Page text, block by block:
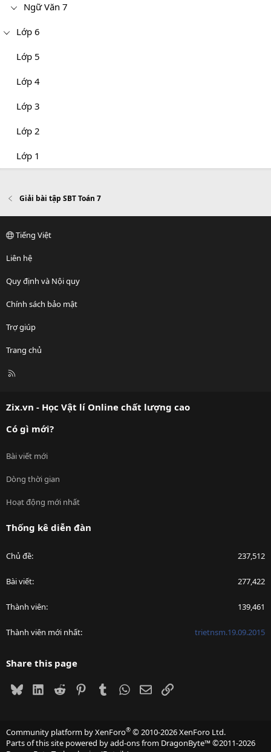
Ngữ Văn 7
Lớp 6
Lớp 5
Lớp 4
Lớp 3
Lớp 2
Lớp 1
Giải bài tập SBT Toán 7
Tiếng Việt
Liên hệ
Quy định và Nội quy
Chính sách bảo mật
Trợ giúp
Trang chủ
R
Zix.vn - Học Vật lí Online chất lượng cao
Có gì mới?
Bài viết mới
Dòng thời gian
Hoạt động mới nhất
Thống kê diễn đàn
Chủ đề 237,512
Bài viết 277,422
Thành viên 139,461
Thành viên mới nhất trietnsm.19.09.2015
Share this page
BlueskyLinkedIn
Reddit PinterestTumblrWhatsApp
EmailLink
Community platform by XenForo® © 2010-2026 XenForo Ltd.
Parts of this site powered byadd-ons from DragonByte™©2011-2026